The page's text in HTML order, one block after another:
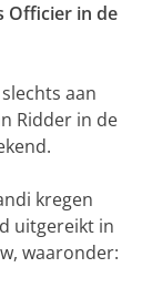
Officier in de
aan
Ridder in de
kregen
uitgereikt in
waaronder: